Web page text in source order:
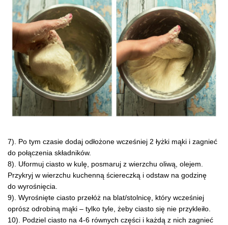
7). Po tym czasie dodaj odłożone wcześniej 2 łyżki mąki i zagnieć
do połączenia składników.
8). Uformuj ciasto w kulę, posmaruj z wierzchu oliwą, olejem.
Przykryj w wierzchu kuchenną ściereczką i odstaw na godzinę
do wyrośnięcia.
9). Wyrośnięte ciasto przełóż na blat/stolnicę, który wcześniej
oprósz odrobiną mąki – tylko tyle, żeby ciasto się nie przykleiło.
10). Podziel ciasto na 4-6 równych części i każdą z nich zagnieć